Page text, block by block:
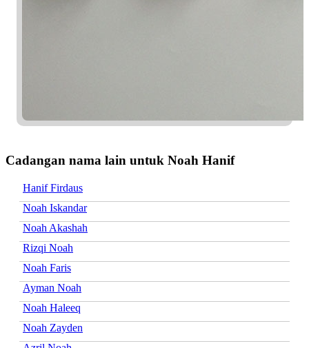
Cadangan nama lain untuk Noah Hanif
Hanif Firdaus
Noah Iskandar
Noah Akashah
Rizqi Noah
Noah Faris
Ayman Noah
Noah Haleeq
Noah Zayden